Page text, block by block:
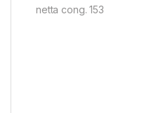
netta cong. 153